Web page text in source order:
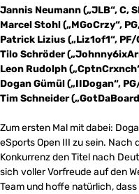
Jannis Neumann („JLB“, C,
Marcel Stohl („MGoCrzy“,
Patrick Lizius („Liz1of1“,
Tilo Schröder
Leon Rudolph
Dogan Gümül („IIDogan“,
Tim Schneider
Zum ersten Mal mit dabei:
eSports Open III zu sein.
Konkurrenz den Titel nach
sich voller Vorfreude auf den
Team und hoffe natürlich,